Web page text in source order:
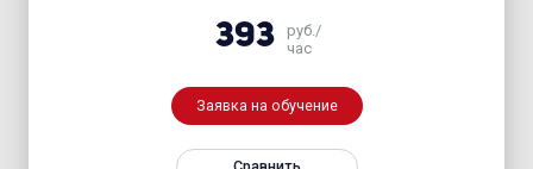
393
руб./
час
Заявка на обучение